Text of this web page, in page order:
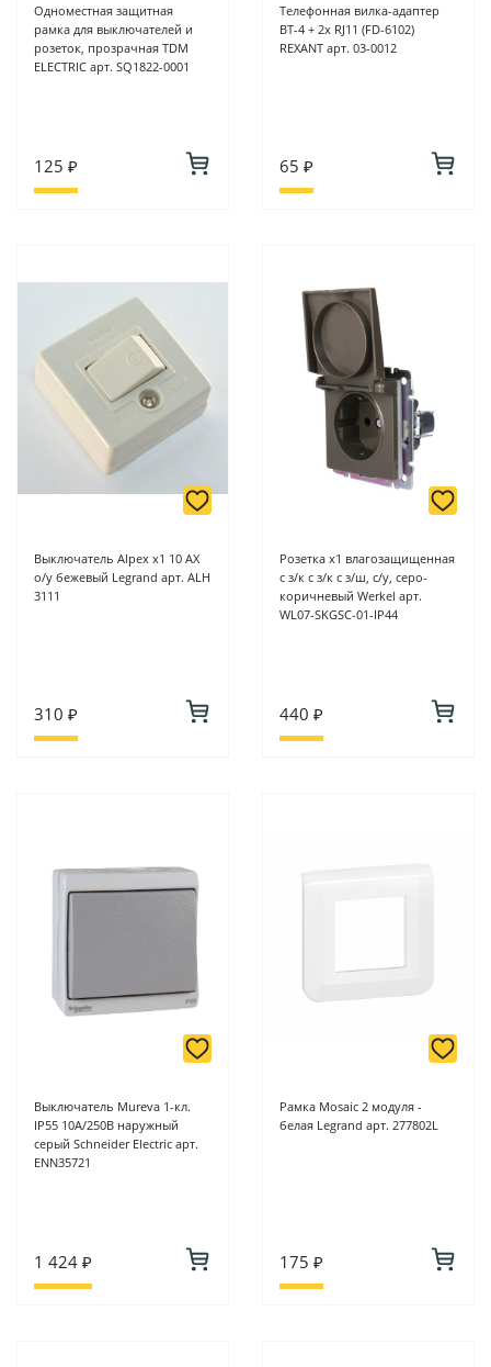
Одноместная защитная
рамка для выключателей и
розеток, прозрачная TDM
ELECTRIC арт. SQ1822-0001
125 ₽
Телефонная вилка-адаптер
ВТ-4 + 2x RJ11 (FD-6102)
REXANT арт. 03-0012
65 ₽
Выключатель Alpex х1 10 AX
о/у бежевый Legrand арт. ALH
3111
310 ₽
Розетка х1 влагозащищенная
с з/к с з/к с з/ш, с/у, серо-
коричневый Werkel арт.
WL07-SKGSC-01-IP44
440 ₽
Выключатель Mureva 1-кл.
IP55 10А/250В наружный
серый Schneider Electric арт.
ENN35721
1 424 ₽
Рамка Mosaic 2 модуля -
белая Legrand арт. 277802L
175 ₽